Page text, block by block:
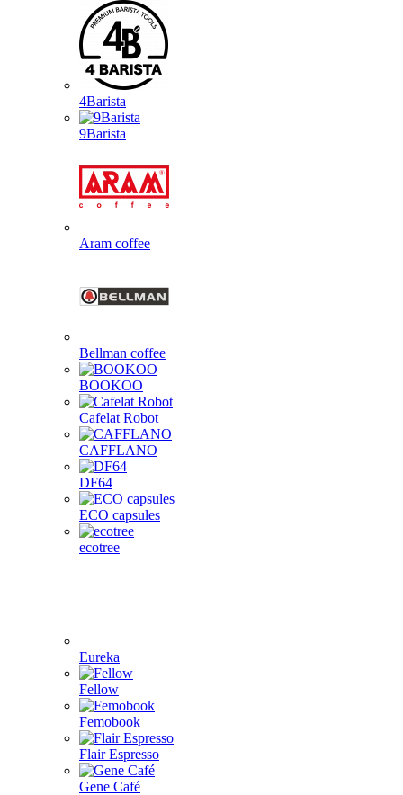
4Barista
9Barista
Aram coffee
Bellman coffee
BOOKOO
Cafelat Robot
CAFFLANO
DF64
ECO capsules
ecotree
Eureka
Fellow
Femobook
Flair Espresso
Gene Café